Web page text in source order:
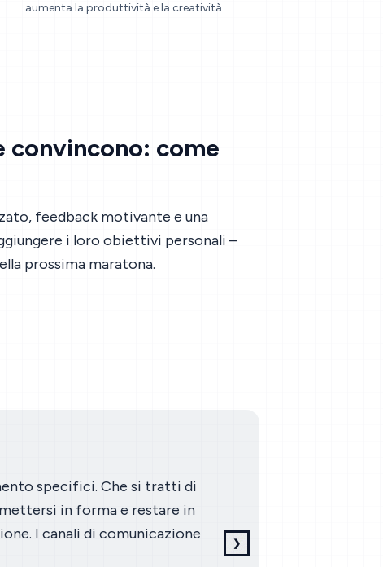
aumenta la produttività e la creatività.
come
feedback motivante e una
i loro obiettivi personali –
prossima maratona.
specifici. Che si tratti di
in forma e restare in
I canali di comunicazione
Diapositiva successiva
❯